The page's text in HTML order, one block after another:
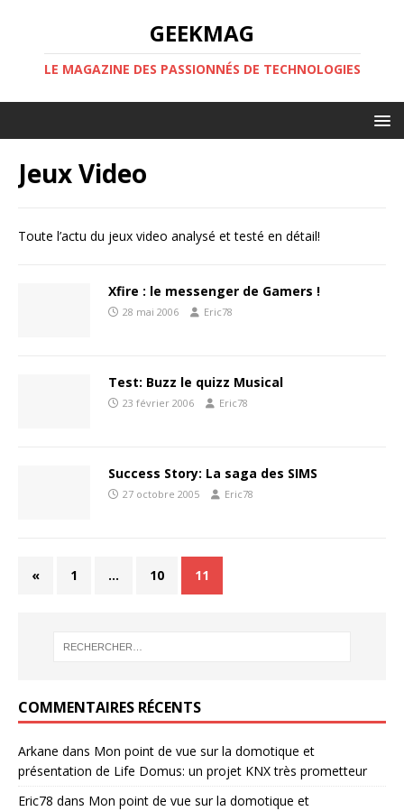
GEEKMAG
LE MAGAZINE DES PASSIONNÉS DE TECHNOLOGIES
Jeux Video
Toute l’actu du jeux video analysé et testé en détail!
Xfire : le messenger de Gamers !
28 mai 2006 Eric78
Test: Buzz le quizz Musical
23 février 2006 Eric78
Success Story: La saga des SIMS
27 octobre 2005 Eric78
« 1 … 10 11
COMMENTAIRES RÉCENTS
Arkane dans Mon point de vue sur la domotique et
présentation de Life Domus: un projet KNX très prometteur
Eric78 dans Mon point de vue sur la domotique et